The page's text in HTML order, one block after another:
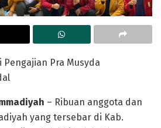
Pengajian Pra Musyda
– Ribuan anggota dan
yang tersebar di Kab.